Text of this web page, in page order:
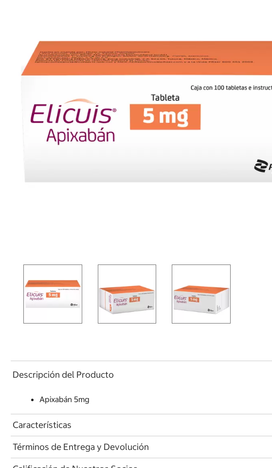
Descripción del Producto
Apixabán 5mg
Características
Términos de Entrega y Devolución